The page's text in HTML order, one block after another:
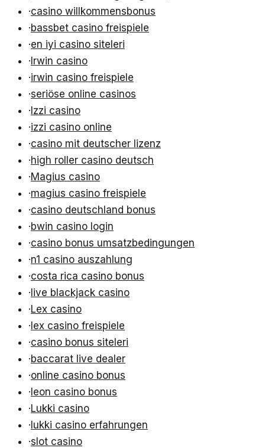
·casino willkommensbonus
·bassbet casino freispiele
·en iyi casino siteleri
·Irwin casino
·irwin casino freispiele
·seriöse online casinos
·Izzi casino
·izzi casino online
·casino mit deutscher lizenz
·high roller casino deutsch
·Magius casino
·magius casino freispiele
·casino deutschland bonus
·bwin casino login
·casino bonus umsatzbedingungen
·n1 casino auszahlung
·costa rica casino bonus
·live blackjack casino
·Lex casino
·lex casino freispiele
·casino bonus siteleri
·baccarat live dealer
·online casino bonus
·leon casino bonus
·Lukki casino
·lukki casino erfahrungen
·slot casino